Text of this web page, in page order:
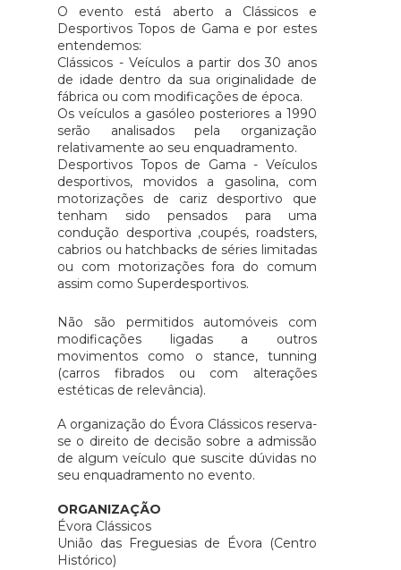
O evento está aberto a Clássicos e
Desportivos Topos de Gama e por estes
entendemos:
Clássicos - Veículos a partir dos 30 anos
de idade dentro da sua originalidade de
fábrica ou com modificações de época.
Os veículos a gasóleo posteriores a 1990
serão analisados pela organização
relativamente ao seu enquadramento.
Desportivos Topos de Gama - Veículos
desportivos, movidos a gasolina, com
motorizações de cariz desportivo que
tenham sido pensados para uma
condução desportiva ,coupés, roadsters,
cabrios ou hatchbacks de séries limitadas
ou com motorizações fora do comum
assim como Superdesportivos.
Não são permitidos automóveis com
modificações ligadas a outros
movimentos como o stance, tunning
(carros fibrados ou com alterações
estéticas de relevância).
A organização do Évora Clássicos reserva-
se o direito de decisão sobre a admissão
de algum veículo que suscite dúvidas no
seu enquadramento no evento.
ORGANIZAÇÃO
Évora Clássicos
União das Freguesias de Évora (Centro
Histórico)